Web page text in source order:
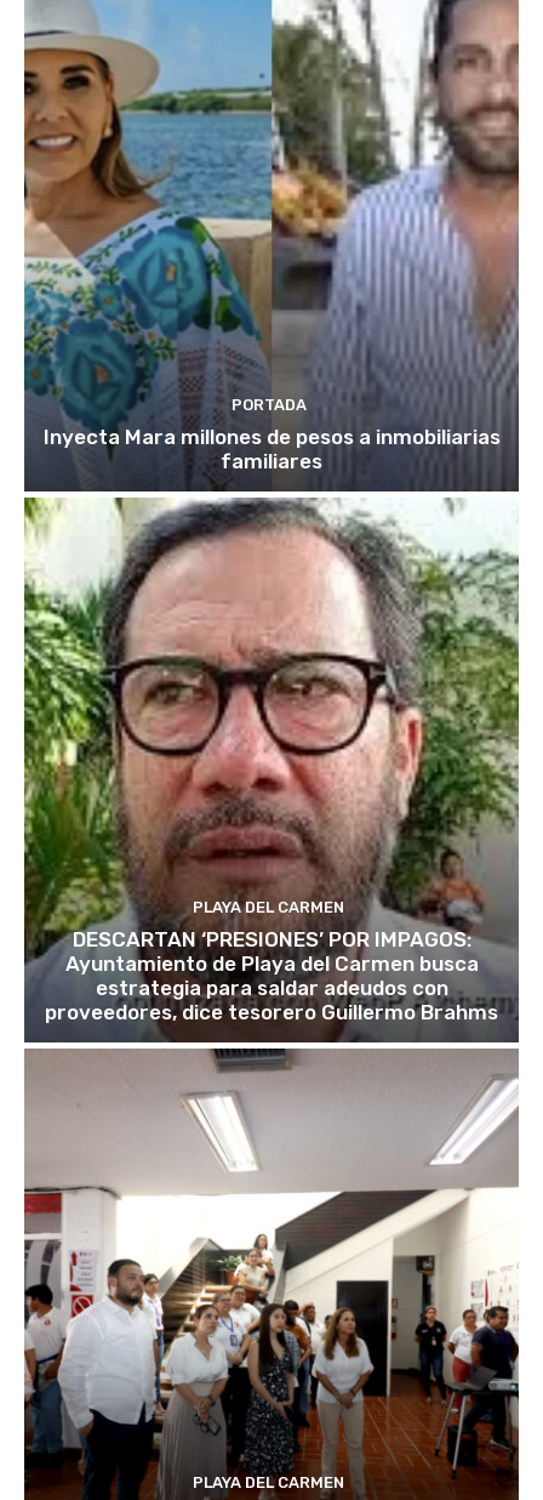
PORTADA
Inyecta Mara millones de pesos a inmobiliarias
familiares
PLAYA DEL CARMEN
DESCARTAN ‘PRESIONES’ POR IMPAGOS:
Ayuntamiento de Playa del Carmen busca
estrategia para saldar adeudos con
proveedores, dice tesorero Guillermo Brahms
PLAYA DEL CARMEN